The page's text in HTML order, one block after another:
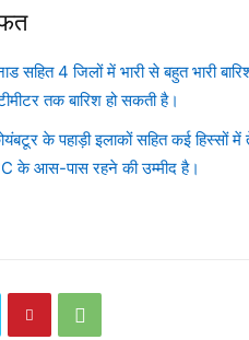
सहित 4 जिलों में भारी से बहुत भारी
तक बारिश हो सकती है।
के पहाड़ी इलाकों सहित कई हिस्सों
के आस-पास रहने की उम्मीद है।